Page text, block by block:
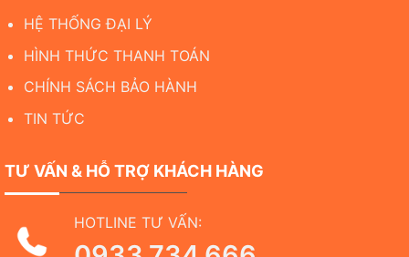
HỆ THỐNG ĐẠI LÝ
HÌNH THỨC THANH TOÁN
CHÍNH SÁCH BẢO HÀNH
TIN TỨC
TƯ VẤN & HỖ TRỢ KHÁCH HÀNG
HOTLINE TƯ VẤN: